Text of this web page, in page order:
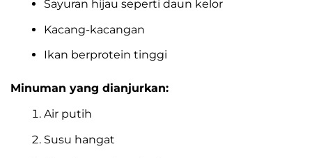
Berikut contoh yang sering dikonsumsi ibu
menyusui: